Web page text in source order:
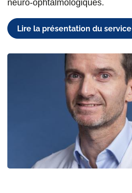
neuro-ophtalmologiques.
Lire la présentation du service